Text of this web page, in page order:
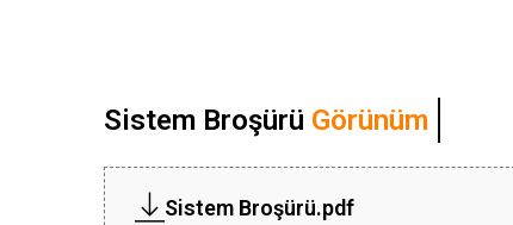
Sistem Broşürü Görünüm
Sistem Broşürü.pdf